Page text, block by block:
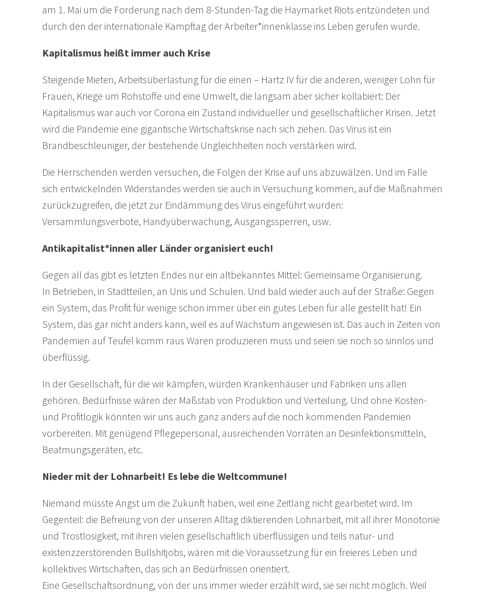
am 1. Mai um die Forderung nach dem 8-Stunden-Tag die Haymarket Riots entzündeten und
durch den der internationale Kampftag der Arbeiter*innenklasse ins Leben gerufen wurde.
Kapitalismus heißt immer auch Krise
Steigende Mieten, Arbeitsüberlastung für die einen – Hartz IV für die anderen, weniger Lohn für
Frauen, Kriege um Rohstoffe und eine Umwelt, die langsam aber sicher kollabiert: Der
Kapitalismus war auch vor Corona ein Zustand individueller und gesellschaftlicher Krisen. Jetzt
wird die Pandemie eine gigantische Wirtschaftskrise nach sich ziehen. Das Virus ist ein
Brandbeschleuniger, der bestehende Ungleichheiten noch verstärken wird.
Die Herrschenden werden versuchen, die Folgen der Krise auf uns abzuwälzen. Und im Falle
sich entwickelnden Widerstandes werden sie auch in Versuchung kommen, auf die Maßnahmen
zurückzugreifen, die jetzt zur Eindämmung des Virus eingeführt wurden:
Versammlungsverbote, Handyüberwachung, Ausgangssperren, usw.
Antikapitalist*innen aller Länder organisiert euch!
Gegen all das gibt es letzten Endes nur ein altbekanntes Mittel: Gemeinsame Organisierung.
In Betrieben, in Stadtteilen, an Unis und Schulen. Und bald wieder auch auf der Straße: Gegen
ein System, das Profit für wenige schon immer über ein gutes Leben für alle gestellt hat! Ein
System, das gar nicht anders kann, weil es auf Wachstum angewiesen ist. Das auch in Zeiten von
Pandemien auf Teufel komm raus Waren produzieren muss und seien sie noch so sinnlos und
überflüssig.
In der Gesellschaft, für die wir kämpfen, würden Krankenhäuser und Fabriken uns allen
gehören. Bedürfnisse wären der Maßstab von Produktion und Verteilung. Und ohne Kosten-
und Profitlogik könnten wir uns auch ganz anders auf die noch kommenden Pandemien
vorbereiten. Mit genügend Pflegepersonal, ausreichenden Vorräten an Desinfektionsmitteln,
Beatmungsgeräten, etc.
Nieder mit der Lohnarbeit! Es lebe die Weltcommune!
Niemand müsste Angst um die Zukunft haben, weil eine Zeitlang nicht gearbeitet wird. Im
Gegenteil: die Befreiung von der unseren Alltag diktierenden Lohnarbeit, mit all ihrer Monotonie
und Trostlosigkeit, mit ihren vielen gesellschaftlich überflüssigen und teils natur- und
existenzzerstörenden Bullshitjobs, wären mit die Voraussetzung für ein freieres Leben und
kollektives Wirtschaften, das sich an Bedürfnissen orientiert.
Eine Gesellschaftsordnung, von der uns immer wieder erzählt wird, sie sei nicht möglich. Weil